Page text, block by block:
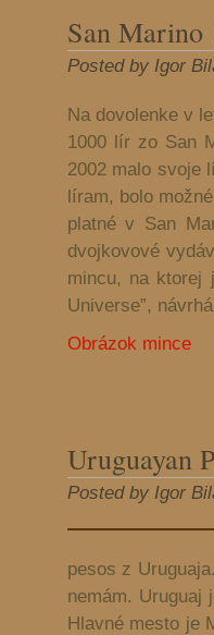
San Marino
Posted by Igor
Na dovolenke v
1000 lír zo San
2002 malo svoje
líram, bolo
platné v San
dvojkovové
mincu, na ktorej
Universe”,
Obrázok mince
Uruguayan
Posted by Igor
pesos z
nemám. Uruguaj
Hlavné mesto je